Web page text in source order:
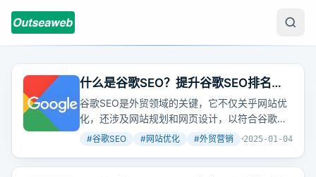
什么是谷歌SEO？提升谷歌SEO排名必
须掌握的5大要点！
谷歌SEO是外贸领域的关键，它不仅关乎网站优
化，还涉及网站规划和网页设计，以符合谷歌的
排名规则，确保网站在内容、结构、链接上获得
#谷歌SEO #网站优化 #外贸营销 +2
2025-01-04